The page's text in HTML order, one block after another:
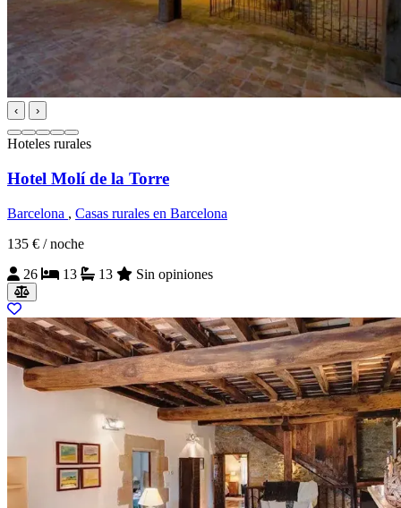
‹ ›
Hoteles rurales
Hotel Molí de la Torre
Barcelona , Casas rurales en Barcelona
135 € / noche
26
13 13 Sin opiniones